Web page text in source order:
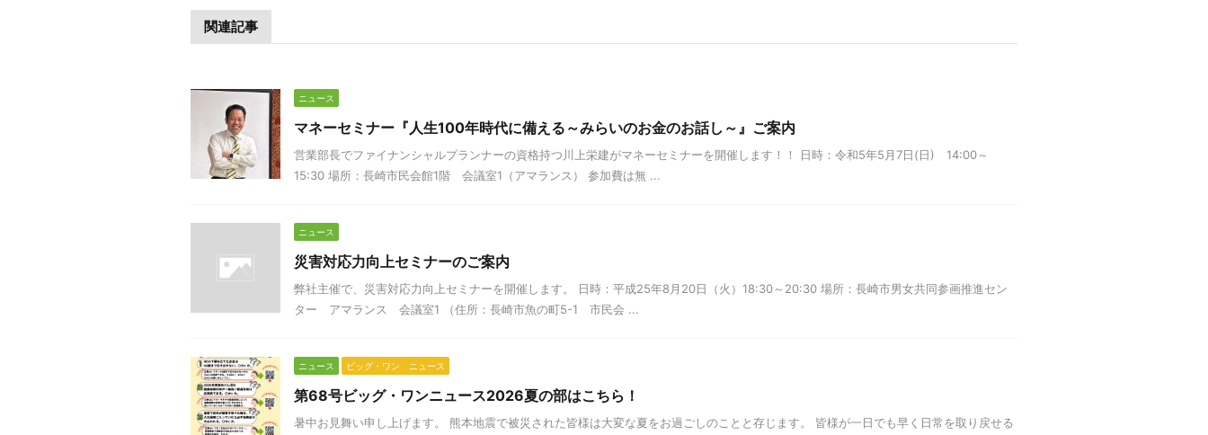
関連記事
ニュース
マネーセミナー『人生100年時代に備える～みらいのお金のお話し～』ご案内
営業部長でファイナンシャルプランナーの資格持つ川上栄建がマネーセミナーを開催します！！ 日時：令和5年5月7日(日) 14:00～
15:30 場所：長崎市民会館1階 会議室1（アマランス） 参加費は無 ...
ニュース
災害対応力向上セミナーのご案内
弊社主催で、災害対応力向上セミナーを開催します。 日時：平成25年8月20日（火）18:30～20:30 場所：長崎市男女共同参画推進セン
ター アマランス 会議室1 （住所：長崎市魚の町5-1 市民会 ...
ニュース ビッグ・ワン ニュース
第68号ビッグ・ワンニュース2026夏の部はこちら！
暑中お見舞い申し上げます。 熊本地震で被災された皆様は大変な夏をお過ごしのことと存じます。 皆様が一日でも早く日常を取り戻せる